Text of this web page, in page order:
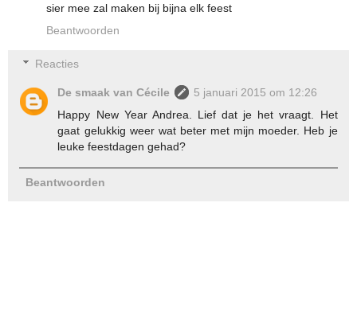
sier mee zal maken bij bijna elk feest
Beantwoorden
Reacties
De smaak van Cécile
5 januari 2015 om 12:26
Happy New Year Andrea. Lief dat je het vraagt. Het
gaat gelukkig weer wat beter met mijn moeder. Heb je
leuke feestdagen gehad?
Beantwoorden